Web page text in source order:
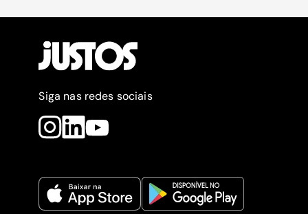
Siga nas redes sociais